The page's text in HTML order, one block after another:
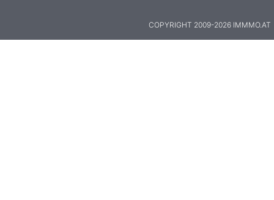
COPYRIGHT 2009-2026 IMMMO.AT